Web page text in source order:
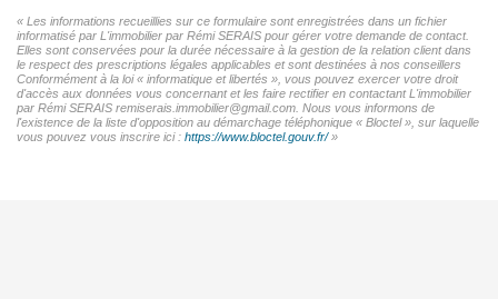
« Les informations recueillies sur ce formulaire sont enregistrées dans un fichier
informatisé par L'immobilier par Rémi SERAIS pour gérer votre demande de contact.
Elles sont conservées pour la durée nécessaire à la gestion de la relation client dans
le respect des prescriptions légales applicables et sont destinées à nos conseillers
Conformément à la loi « informatique et libertés », vous pouvez exercer votre droit
d'accès aux données vous concernant et les faire rectifier en contactant L'immobilier
par Rémi SERAIS remiserais.immobilier@gmail.com. Nous vous informons de
l'existence de la liste d'opposition au démarchage téléphonique « Bloctel », sur laquelle
vous pouvez vous inscrire ici : https://www.bloctel.gouv.fr/»